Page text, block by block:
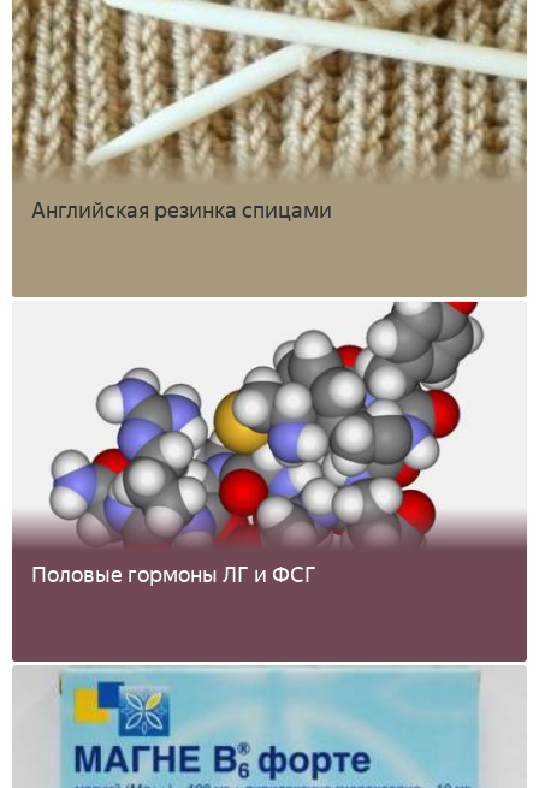
Английская резинка спицами
Половые гормоны ЛГ и ФСГ